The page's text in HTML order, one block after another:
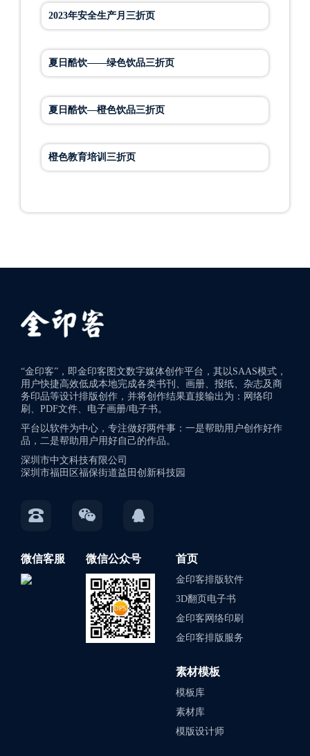
2023年安全生产月三折页
夏日酷饮——绿色饮品三折页
夏日酷饮—橙色饮品三折页
橙色教育培训三折页
“金印客”，即金印客图文数字媒体创作平台，其以SAAS模式，
用户快捷高效低成本地完成各类书刊、画册、报纸、杂志及商
务印品等设计排版创作，并将创作结果直接输出为：网络印
刷、PDF文件、电子画册/电子书。
平台以软件为中心，专注做好两件事：一是帮助用户创作好作
品，二是帮助用户用好自己的作品。
深圳市中文科技有限公司
深圳市福田区福保街道益田创新科技园
微信客服 微信公众号 首页
金印客排版软件
3D翻页电子书
金印客网络印刷
金印客排版服务
素材模板
模板库
素材库
模版设计师